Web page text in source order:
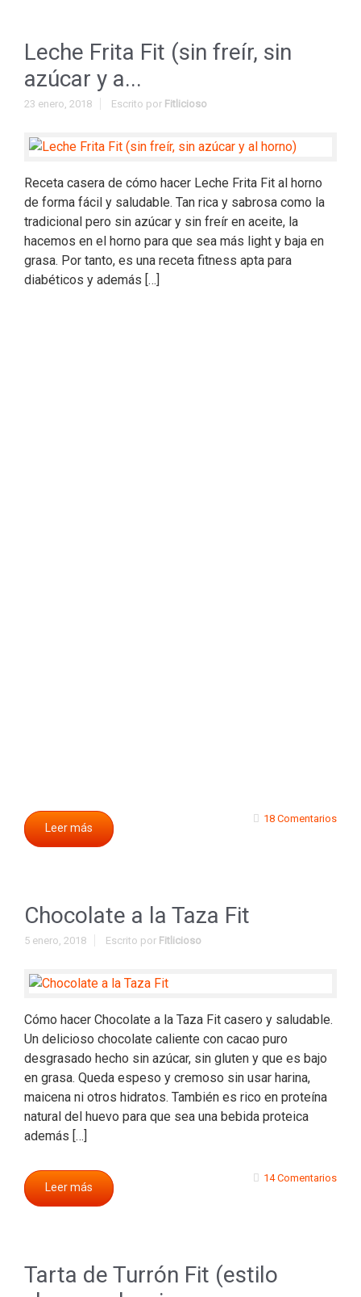
Leche Frita Fit (sin freír, sin
azúcar y a...
23 enero, 2018 Escrito por Fitlicioso
Receta casera de cómo hacer Leche Frita Fit al horno
de forma fácil y saludable. Tan rica y sabrosa como la
tradicional pero sin azúcar y sin freír en aceite, la
hacemos en el horno para que sea más light y baja en
grasa. Por tanto, es una receta fitness apta para
diabéticos y además […]
Leer más
18 Comentarios
Chocolate a la Taza Fit
5 enero, 2018 Escrito por Fitlicioso
Cómo hacer Chocolate a la Taza Fit casero y saludable.
Un delicioso chocolate caliente con cacao puro
desgrasado hecho sin azúcar, sin gluten y que es bajo
en grasa. Queda espeso y cremoso sin usar harina,
maicena ni otros hidratos. También es rico en proteína
natural del huevo para que sea una bebida proteica
además […]
Leer más
14 Comentarios
Tarta de Turrón Fit (estilo